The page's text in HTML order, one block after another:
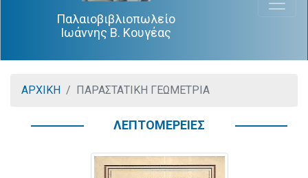
Παλαιοβιβλιοπωλείο
Ιωάννης Β. Κουγέας
ΑΡΧΙΚΗ ΠΑΡΑΣΤΑΤΙΚΗ ΓΕΩΜΕΤΡΙΑ
ΛΕΠΤΟΜΕΡΕΙΕΣ